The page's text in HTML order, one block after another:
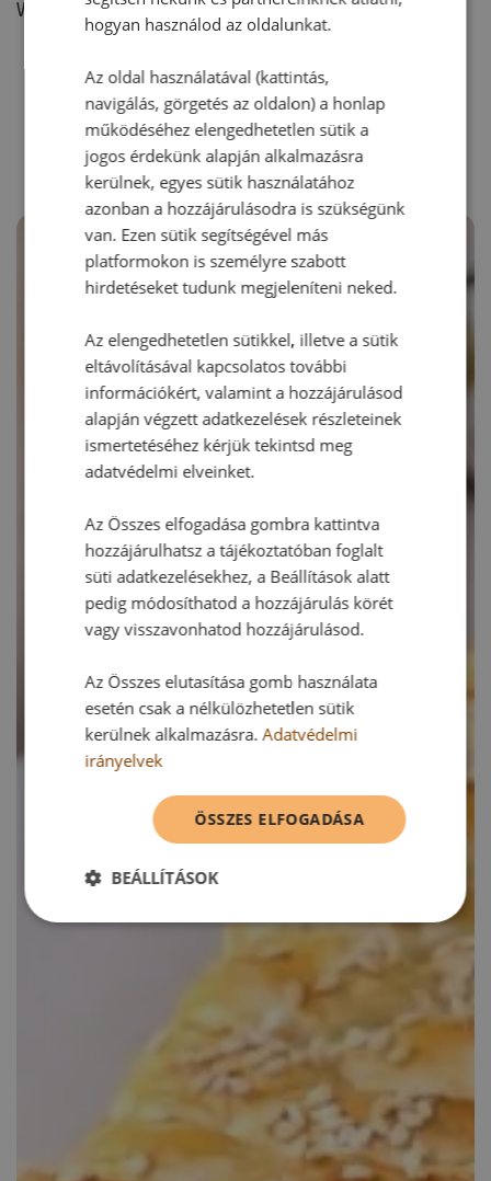
Vélemény írásához, kérjük, jelentkezz be!
RECEPTAJÁNLÓ
hogyan használod az oldalunkat.
Az oldal használatával (kattintás,
navigálás, görgetés az oldalon) a honlap
működéséhez elengedhetetlen sütik a
jogos érdekünk alapján alkalmazásra
kerülnek, egyes sütik használatához
azonban a hozzájárulásodra is szükségünk
van. Ezen sütik segítségével más
platformokon is személyre szabott
hirdetéseket tudunk megjeleníteni neked.
Az elengedhetetlen sütikkel, illetve a sütik
eltávolításával kapcsolatos további
információkért, valamint a hozzájárulásod
alapján végzett adatkezelések részleteinek
ismertetéséhez kérjük tekintsd meg
adatvédelmi elveinket.
Az Összes elfogadása gombra kattintva
hozzájárulhatsz a tájékoztatóban foglalt
süti adatkezelésekhez, a Beállítások alatt
pedig módosíthatod a hozzájárulás körét
vagy visszavonhatod hozzájárulásod.
Az Összes elutasítása gomb használata
esetén csak a nélkülözhetetlen sütik
kerülnek alkalmazásra.Adatvédelmi
irányelvek
ÖSSZES ELFOGADÁSA
BEÁLLÍTÁSOK